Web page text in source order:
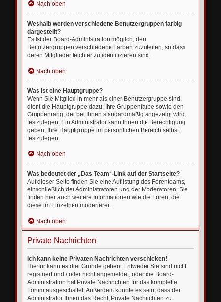
Nach oben
Weshalb werden verschiedene Benutzergruppen farbig
dargestellt?
Es ist der Board-Administration möglich, den
Benutzergruppen verschiedene Farben zuzuteilen, so dass
deren Mitglieder leichter zu identifizieren sind.
Nach oben
Was ist eine Hauptgruppe?
Wenn Sie Mitglied in mehr als einer Benutzergruppe sind,
dient die Hauptgruppe dazu, Ihre Gruppenfarbe sowie den
Gruppenrang, der bei Ihnen standardmäßig angezeigt wird,
festzulegen. Ein Administrator kann Ihnen die Berechtigung
geben, Ihre Hauptgruppe im persönlichen Bereich selbst
festzulegen.
Nach oben
Was bedeutet der „Das Team“-Link auf der Startseite?
Auf dieser Seite finden Sie eine Auflistung des Forenteams,
einschließlich der Administratoren und der Moderatoren. Sie
finden hier auch weitere Informationen wie die Foren, die
diese im Einzelnen moderieren.
Nach oben
Private Nachrichten
Ich kann keine Privaten Nachrichten verschicken!
Hierfür kann es drei Gründe geben: Entweder Sie sind nicht
registriert und / oder nicht angemeldet, oder die Board-
Administration hat Private Nachrichten für das komplette
Forum ausgeschaltet. Außerdem könnte es sein, dass der
Administrator Ihnen das Recht, Private Nachrichten zu